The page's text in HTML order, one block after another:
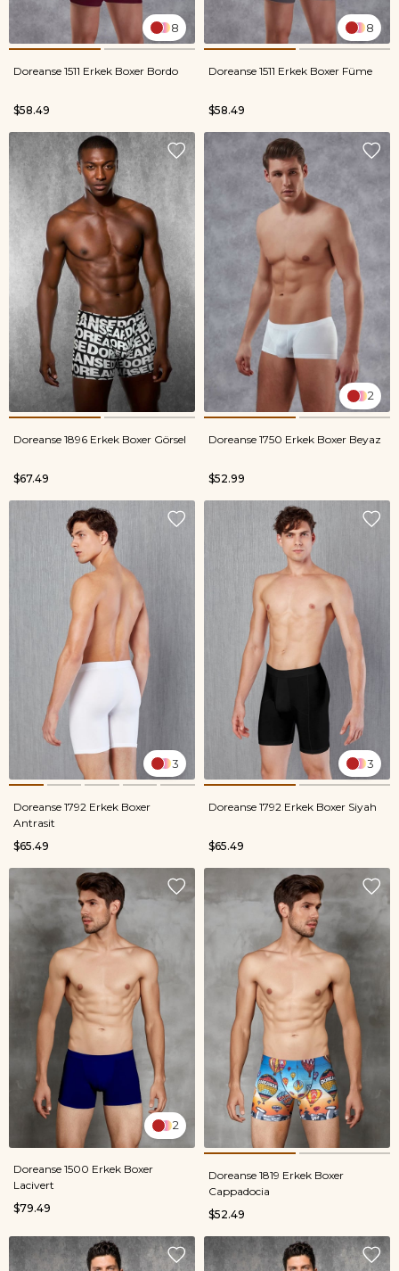
8
Doreanse 1511 Erkek Boxer Bordo
$58.49
8
Doreanse 1511 Erkek Boxer Füme
$58.49
Doreanse 1896 Erkek Boxer Görsel
$67.49
2
Doreanse 1750 Erkek Boxer Beyaz
$52.99
3
Doreanse 1792 Erkek Boxer
Antrasit
$65.49
3
Doreanse 1792 Erkek Boxer Siyah
$65.49
2
Doreanse 1500 Erkek Boxer
Lacivert
$79.49
Doreanse 1819 Erkek Boxer
Cappadocia
$52.49